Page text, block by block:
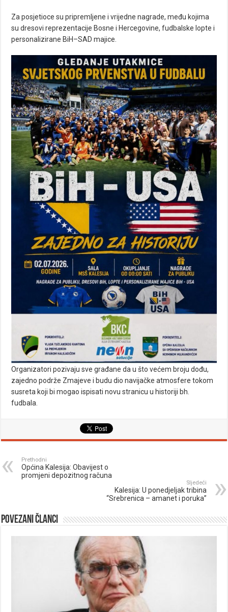
Za posjetioce su pripremljene i vrijedne nagrade, među kojima
su dresovi reprezentacije Bosne i Hercegovine, fudbalske lopte i
personalizirane BiH–SAD majice.
Organizatori pozivaju sve građane da u što većem broju dođu,
zajedno podrže Zmajeve i budu dio navijačke atmosfere tokom
susreta koji bi mogao ispisati novu stranicu u historiji bh.
fudbala.
Prethodni
Općina Kalesija: Obavijest o
promjeni depozitnog računa
Sljedeći
Kalesija: U ponedjeljak tribina
“Srebrenica – amanet i poruka”
Povezani članci